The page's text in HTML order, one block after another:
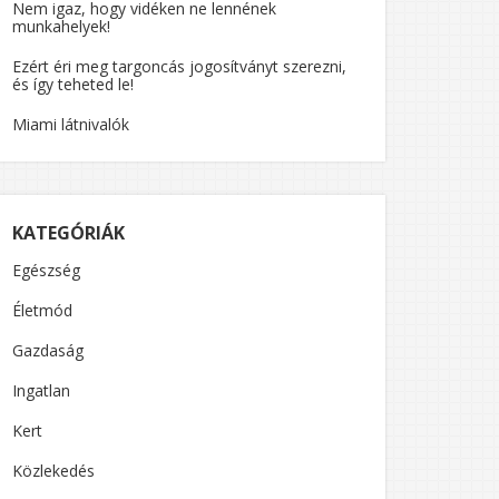
Nem igaz, hogy vidéken ne lennének
munkahelyek!
Ezért éri meg targoncás jogosítványt szerezni,
és így teheted le!
Miami látnivalók
KATEGÓRIÁK
Egészség
Életmód
Gazdaság
Ingatlan
Kert
Közlekedés